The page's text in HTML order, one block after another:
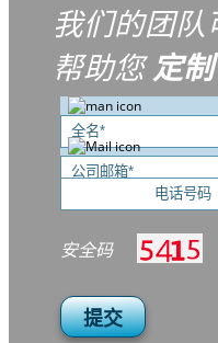
我们的团队
帮助您定制
安全码
提交